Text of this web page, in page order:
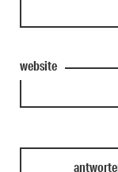
website